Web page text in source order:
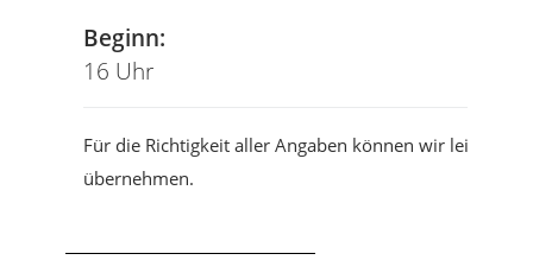
Beginn:
16 Uhr
Für die Richtigkeit aller Angaben können wir leider
übernehmen.